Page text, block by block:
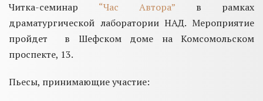
Читка-семинар “Час Автора” в рамках
драматургической лаборатории НАД. Мероприятие
пройдет в Шефском доме на Комсомольском
проспекте, 13.
Пьесы, принимающие участие: